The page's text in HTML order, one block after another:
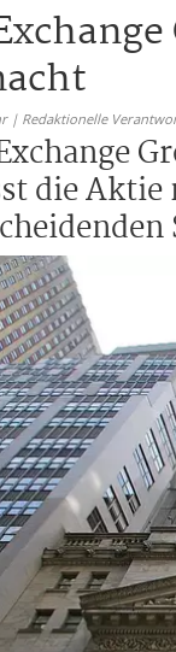
| Redaktionelle
die